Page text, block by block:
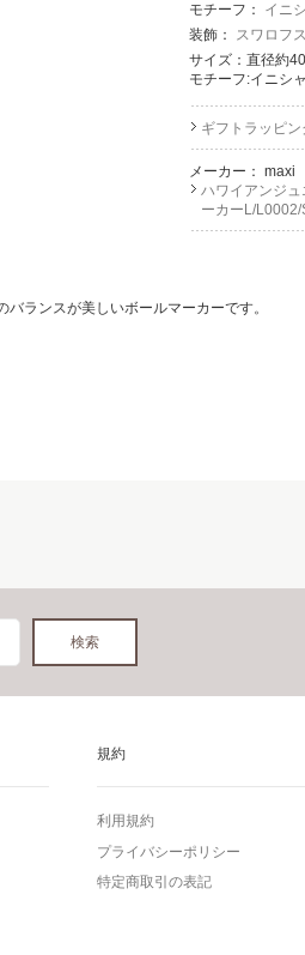
モチーフ： イニ
装飾： スワロフ
サイズ：直径約
モチーフ:イニシ
ギフトラッピ
メーカー： maxi
ハワイアンジ
ーカーL/
ランスが美しいボールマーカーです。
規約
利用規約
プライバシーポリシー
特定商取引の表記